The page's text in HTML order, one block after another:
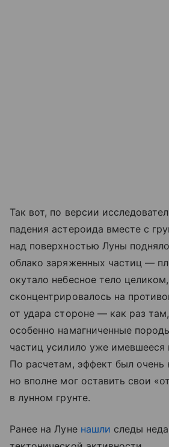
Так вот, по версии
падения астероида вместе с
над поверхностью Луны
облако заряженных частиц —
окутало небесное тело
сконцентрировалось на
от удара стороне — как раз
особенно намагниченные
частиц усилило уже имевшееся
По расчетам, эффект был очень
но вполне мог оставить свои
в лунном грунте.
Ранее на Луне нашли следы